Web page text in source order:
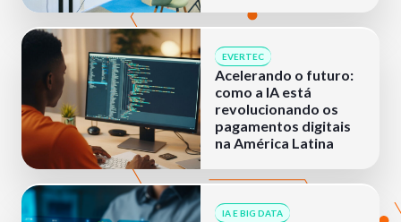
EVERTEC
Acelerando o futuro:
como a IA está
revolucionando os
pagamentos digitais
na América Latina
IA E BIG DATA